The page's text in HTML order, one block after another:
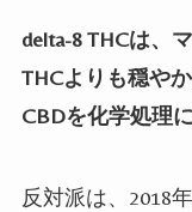
delta-8 THCは、
THCよりも穏や
CBDを化学処理
反対派は、2018